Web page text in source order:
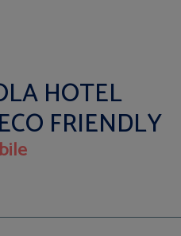
HOTEL
FRIENDLY